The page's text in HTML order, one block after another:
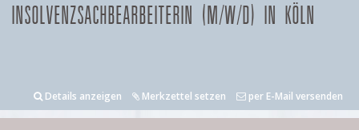
INSOLVENZSACHBEARBEITERIN (M/W/D) IN KÖLN
Details anzeigen Merkzettel setzen per E-Mail versenden